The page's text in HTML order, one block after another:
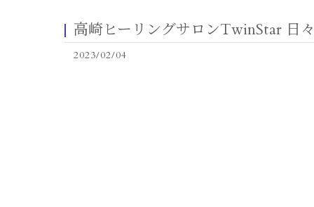
高崎ヒーリングサロンTwinStar 日
2023/02/04